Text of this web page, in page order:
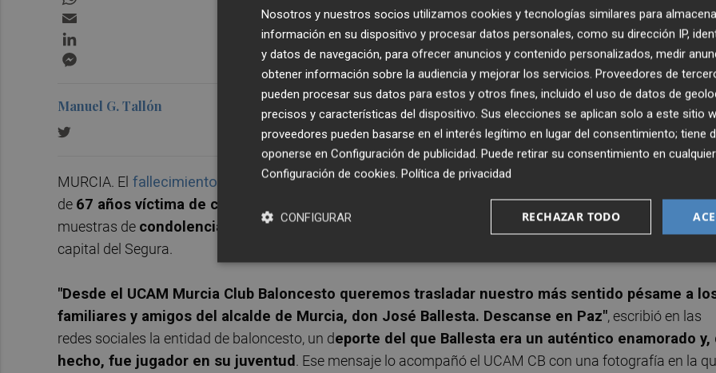
Manuel G. Tallón Publicado: 11/05/2026 ·
Actualizado: 11/05/2026 ·
MURCIA. El fallecimiento de José Ballesta Germán, alcalde de Murcia, producido este domingo a la
de 67 años víctima de cáncer
también motiva el llanto del deporte de la ciudad y muchas han sido las
muestras de condolencias
llegadas desde el deporte local incluidas las de los principales clubes de la
capital del Segura.
"Desde el UCAM Murcia Club Baloncesto queremos trasladar nuestro más sentido pésame a
familiares y amigos del alcalde de Murcia, don José Ballesta. Descanse en Paz", escribió en las
redes sociales la entidad de baloncesto, un deporte del que Ballesta era un auténtico enamorado y,
hecho, fue jugador en su juventud . Ese mensaje lo acompañó el UCAM CB con una fotografía en la
Nosotros y nuestros socios utilizamos cookies y tecnologías similares para
información en su dispositivo y procesar datos personales, como su dirección IP,
y datos de navegación, para ofrecer anuncios y contenido personalizados, medir
obtener información sobre la audiencia y mejorar los servicios. Proveedores de
pueden procesar sus datos para estos y otros fines, incluido el uso de datos de
precisos y características del dispositivo. Sus elecciones se aplican solo a este sitio
proveedores pueden basarse en el interés legítimo en lugar del consentimiento; tiene
oponerse en Configuración de publicidad. Puede retirar su consentimiento en
Configuración de cookies. Política de privacidad
RECHAZAR TODO
CONFIGURAR